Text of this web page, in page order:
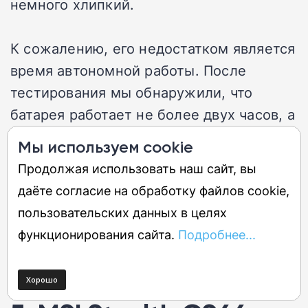
немного хлипкий.
К сожалению, его недостатком является
время автономной работы. После
тестирования мы обнаружили, что
батарея работает не более двух часов, а
менее шести. А если вы планируете
носить эту громадину с собой, то вам
придется несладко. Вентиляторы очень,
очень громкие, так что будьте готовы к
звуку реактивных двигателей при
работе с этим ноутбуком.
Мы используем cookie
Продолжая использовать наш сайт, вы
даёте согласие на обработку файлов cookie,
пользовательских данных в целях
функционирования сайта. Подробнее...